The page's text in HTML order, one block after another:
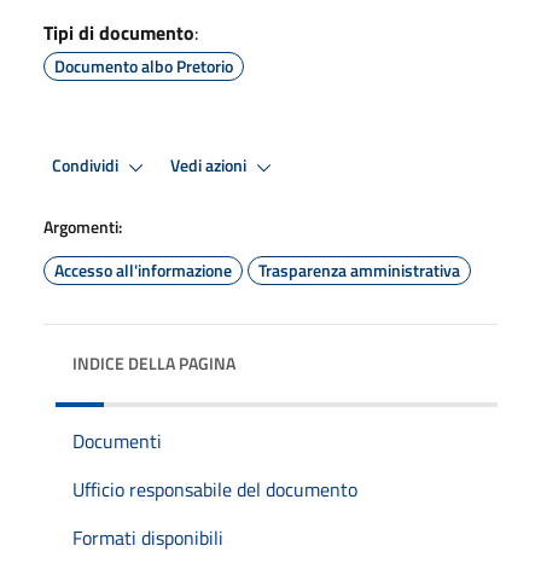
Tipi di documento:
Documento albo Pretorio
Condividi Vedi azioni
Argomenti:
Accesso all'informazione
Trasparenza amministrativa
INDICE DELLA PAGINA
Documenti
Ufficio responsabile del documento
Formati disponibili